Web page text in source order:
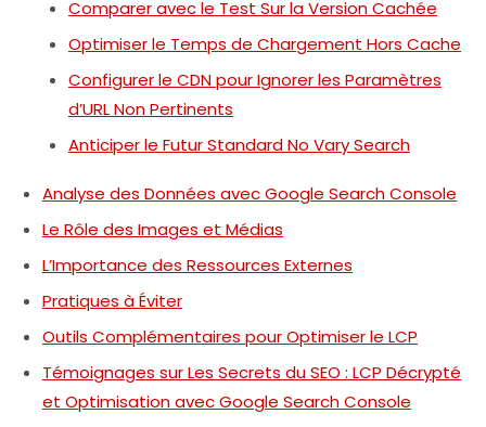
Comparer avec le Test Sur la Version Cachée
Optimiser le Temps de Chargement Hors Cache
Configurer le CDN pour Ignorer les Paramètres
d’URL Non Pertinents
Anticiper le Futur Standard No Vary Search
Analyse des Données avec Google Search Console
Le Rôle des Images et Médias
L’Importance des Ressources Externes
Pratiques à Éviter
Outils Complémentaires pour Optimiser le LCP
Témoignages sur Les Secrets du SEO : LCP Décrypté
et Optimisation avec Google Search Console